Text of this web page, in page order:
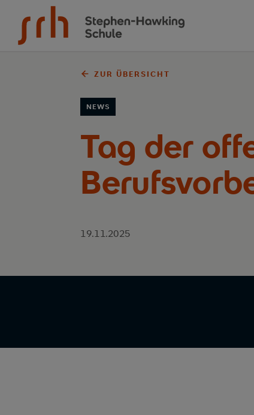
Zum Inhalt springen
ZUR ÜBERSICHT
NEWS
Tag der
19.11.2025